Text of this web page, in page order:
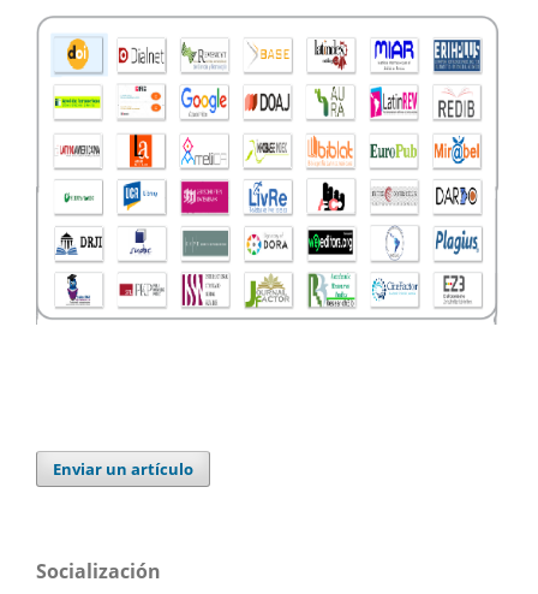
Enviar un artículo
Socialización